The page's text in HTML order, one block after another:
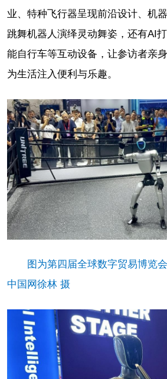
业、特种飞行器呈现前沿设计、机
跳舞机器人演绎灵动舞姿，还有AI
能自行车等互动设备，让参访者亲
为生活注入便利与乐趣。
图为第四届全球数字贸易博览
中国网徐林 摄